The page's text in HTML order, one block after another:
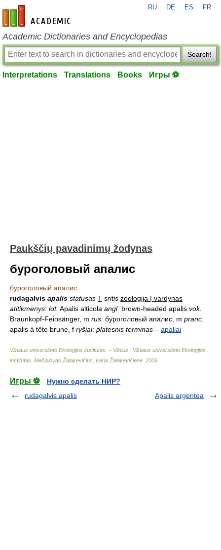
en-academic.com
RU DE ES FR
Academic Dictionaries and Encyclopedias
Search!
Interpretations Translations Books Игры ⚽
Paukščių pavadinimų žodynas
буроголовый апалис
буроголовый апалис
rudagalvis apalis statusas T sritis zoologija | vardynas
atitikmenys: lot. Apalis alticola angl. brown-headed apalis vok.
Braunkopf-Feinsänger, m rus. буроголовый апалис, m pranc.
apalis à tête brune, f ryšiai: platesnis terminas – apaliai
Vilniaus universiteto Ekologijos institutas. – Vilnius : Vilniaus universiteto Ekologijos
institutas Mečislovas Žalakevičius, Irena Žalakevičienė 2009
Игры ⚽
Нужно сделать НИР?
rudagalvis apalis
Apalis argentea